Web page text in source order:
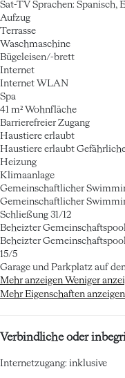
Sat-TV Sprachen: Spanisch,
Aufzug
Terrasse
Waschmaschine
Bügeleisen/-brett
Internet
Internet WLAN
Spa
41 m² Wohnfläche
Barrierefreier Zugang
Haustiere erlaubt
Haustiere erlaubt
Heizung
Klimaanlage
Gemeinschaftlicher
Gemeinschaftlicher
Schließung 31/12
Beheizter
Beheizter
15/5
Garage und Parkplatz auf
Mehr anzeigen Weniger
Mehr Eigenschaften anzeigen
Verbindliche oder
Internetzugang: inklusive